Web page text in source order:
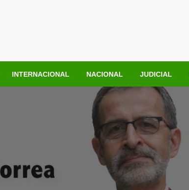
INTERNACIONAL NACIONAL JUDICIAL